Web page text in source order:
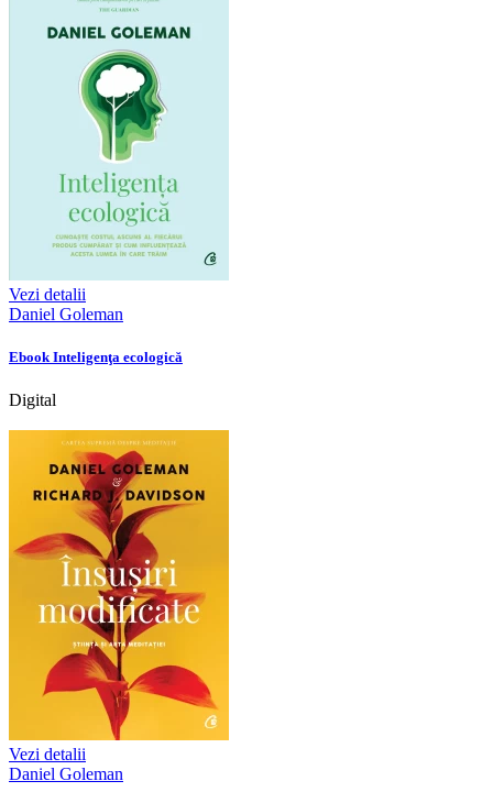
Vezi detalii
Daniel Goleman
Ebook Inteligenţa ecologică
Digital
Vezi detalii
Daniel Goleman